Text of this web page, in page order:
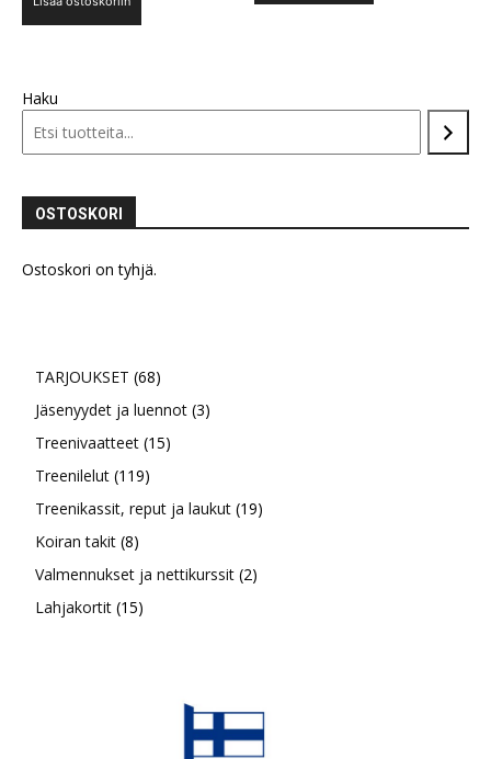
oli:
Haku
OSTOSKORI
Ostoskori on tyhjä.
TARJOUKSET 6868
tuotetta
Jäsenyydet ja luennot 33
Treenivaatteet 1515
Treenilelut 119119
tuotetta
Treenikassit, reput ja laukut 1919
Koiran takit 88
tuotetta
Valmennukset ja nettikurssit 22
Lahjakortit 1515